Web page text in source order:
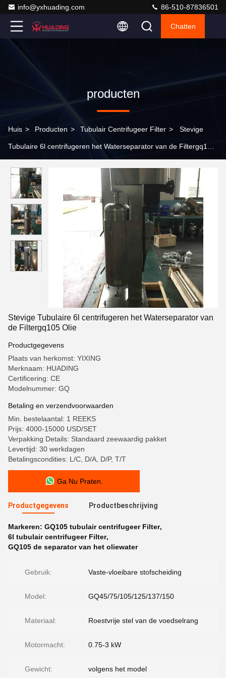
info@yxhuading.com 86-510-87836501
Chatten
producten
Huis > Producten > Tubulair Centrifugeer Filter > Stevige
Tubulaire 6l centrifugeren het Waterseparator van de Filtergq105
Stevige Tubulaire 6l centrifugeren het Waterseparator van
de Filtergq105 Olie
Productgegevens
Plaats van herkomst: YIXING
Merknaam: HUADING
Certificering: CE
Modelnummer: GQ
Betaling en verzendvoorwaarden
Min. bestelaantal: 1 REEKS
Prijs: 4000-15000 USD/SET
Verpakking Details: Standaard zeewaardig pakket
Levertijd: 30 werkdagen
Betalingscondities: L/C, D/A, D/P, T/T
Ga Nu Praten.
Productgegevens Productbeschrijving
Markeren: GQ105 tubulair centrifugeer Filter,
6l tubulair centrifugeer Filter,
GQ105 de separator van het oliewater
Gebruik: Vaste-vloeibare stofscheiding
Model: GQ45/75/105/125/137/150
Materiaal: Roestvrije stel van de voedselrang
Motormacht: 0.75-3 kW
Gewicht: volgens het model